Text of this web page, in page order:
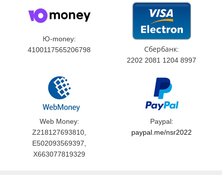
Ю-money:
4100117565206798
Сбербанк:
2202 2081 1204 8997
Web Money:
Z218127693810,
E502093569397,
X663077819329
Paypal:
paypal.me/nsr2022